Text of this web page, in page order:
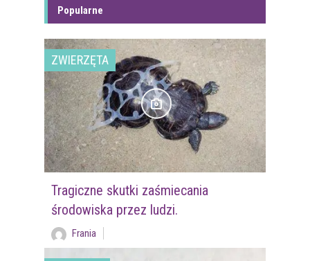
Popularne
ZWIERZĘTA
Tragiczne skutki zaśmiecania
środowiska przez ludzi.
Frania